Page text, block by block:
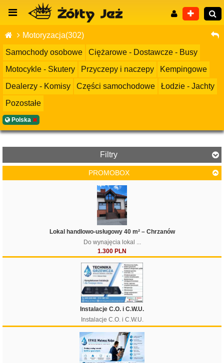
Motoryzacja(302)
Samochody osobowe
Ciężarowe - Dostawcze - Busy
Motocykle - Skutery
Przyczepy i naczepy
Kempingowe
Dealerzy - Komisy
Części samochodowe
Łodzie - Jachty
Pozostałe
Polska
Filtry
Filtruj
PROMOBOX
Lokal handlowo-usługowy 40 m² – Chrzanów
Do wynajęcia lokal ...
1.300 PLN
Instalacje C.O. i C.W.U.
Instalacje C.O. i C.W.U.